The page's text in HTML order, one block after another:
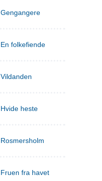
Gengangere
En folkefiende
Vildanden
Hvide heste
Rosmersholm
Fruen fra havet